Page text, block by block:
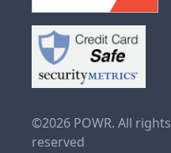
©2026 POWR. All rights
reserved